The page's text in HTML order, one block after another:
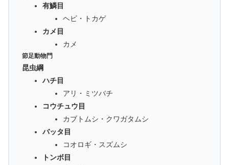
有鱗目
ヘビ・トカゲ
カメ目
カメ
節足動物門
昆虫綱
ハチ目
アリ・ミツバチ
コウチュウ目
カブトムシ・クワガタムシ
バッタ目
コオロギ・スズムシ
トンボ目